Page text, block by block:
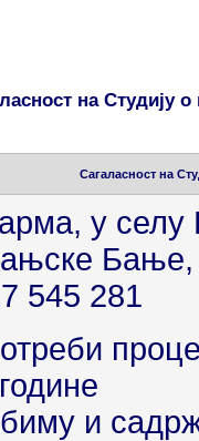
на Студију
Сагаласност на
у селу
Бање,
545 281
и